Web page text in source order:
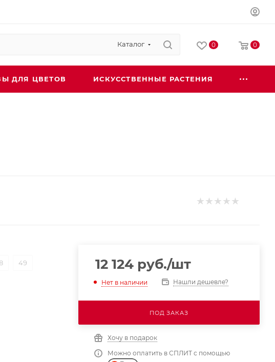
Каталог 0 0
ДЛЯ ЦВЕТОВ ИСКУССТВЕННЫЕ РАСТЕНИЯ
49 12 124руб./шт
Нет в наличии Нашли дешевле?
ПОД ЗАКАЗ
Хочу в подарок
Можно оплатить в СПЛИТ с помощью